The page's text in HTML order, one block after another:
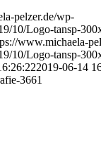
pelzer.de/wp-
10/Logo-tansp-
www.michaela-
10/Logo-tansp-
2019-06-14
3661